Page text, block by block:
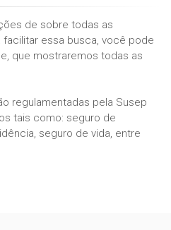
de sobre todas as
essa busca, você pode
que mostraremos todas as
regulamentadas pela Susep
tais como: seguro de
seguro de vida, entre